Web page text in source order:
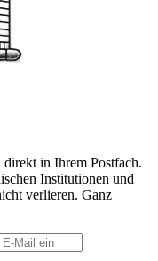
in Ihrem Postfach.
Institutionen und
verlieren. Ganz